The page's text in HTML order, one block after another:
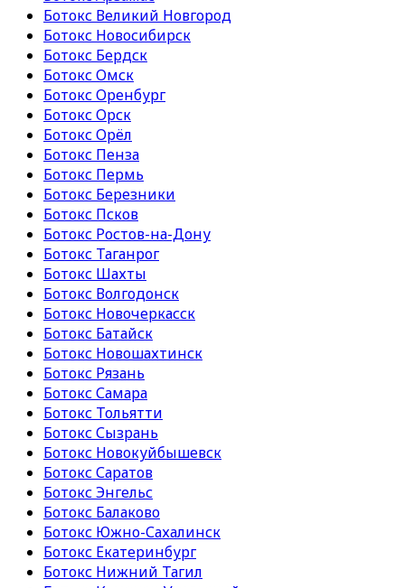
Ботокс Великий Новгород
Ботокс Новосибирск
Ботокс Бердск
Ботокс Омск
Ботокс Оренбург
Ботокс Орск
Ботокс Орёл
Ботокс Пенза
Ботокс Пермь
Ботокс Березники
Ботокс Псков
Ботокс Ростов-на-Дону
Ботокс Таганрог
Ботокс Шахты
Ботокс Волгодонск
Ботокс Новочеркасск
Ботокс Батайск
Ботокс Новошахтинск
Ботокс Рязань
Ботокс Самара
Ботокс Тольятти
Ботокс Сызрань
Ботокс Новокуйбышевск
Ботокс Саратов
Ботокс Энгельс
Ботокс Балаково
Ботокс Южно-Сахалинск
Ботокс Екатеринбург
Ботокс Нижний Тагил